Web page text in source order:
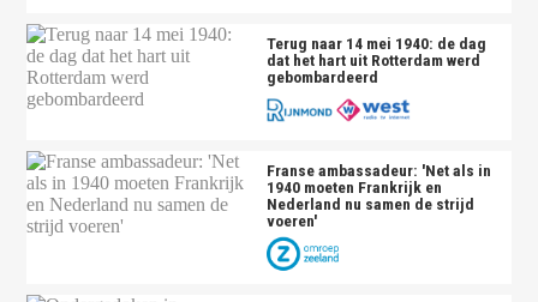
Terug naar 14 mei 1940: de dag
dat het hart uit Rotterdam werd
gebombardeerd
Franse ambassadeur: 'Net als in
1940 moeten Frankrijk en
Nederland nu samen de strijd
voeren'